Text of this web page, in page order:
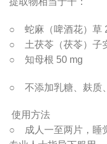
○ 蛇麻（啤酒花）草
○ 土茯苓（茯苓）子
○ 知母根 50 mg
○ 不添加乳糖、麸质
使用方法
○ 成人一至两片，睡